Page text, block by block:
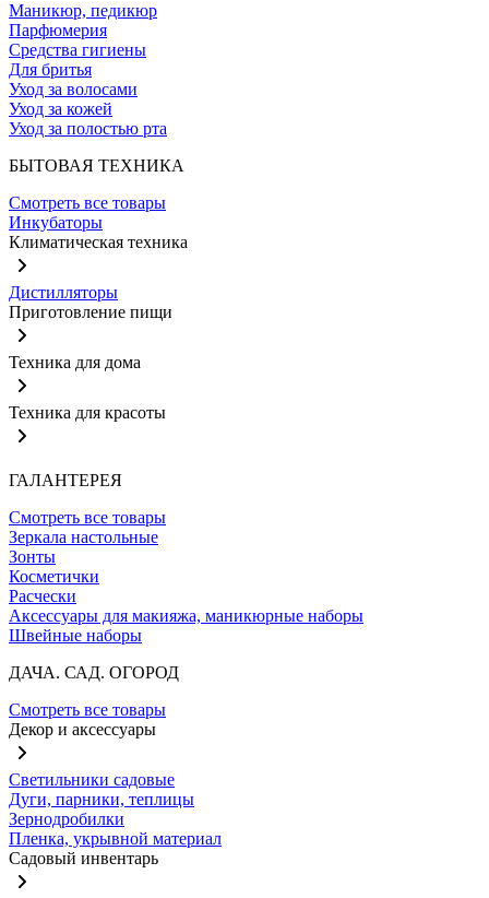
Маникюр, педикюр
Парфюмерия
Средства гигиены
Для бритья
Уход за волосами
Уход за кожей
Уход за полостью рта
БЫТОВАЯ ТЕХНИКА
Смотреть все товары
Инкубаторы
Климатическая техника
Дистилляторы
Приготовление пищи
Техника для дома
Техника для красоты
ГАЛАНТЕРЕЯ
Смотреть все товары
Зеркала настольные
Зонты
Косметички
Расчески
Аксессуары для макияжа, маникюрные наборы
Швейные наборы
ДАЧА. САД. ОГОРОД
Смотреть все товары
Декор и аксессуары
Светильники садовые
Дуги, парники, теплицы
Зернодробилки
Пленка, укрывной материал
Садовый инвентарь